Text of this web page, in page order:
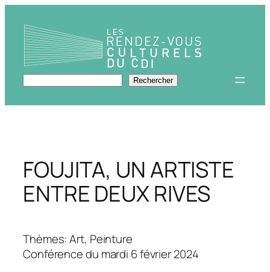
contenu
Rechercher Rechercher
FOUJITA, UN ARTISTE
ENTRE DEUX RIVES
Thèmes: Art, Peinture
Conférence du mardi 6 février 2024